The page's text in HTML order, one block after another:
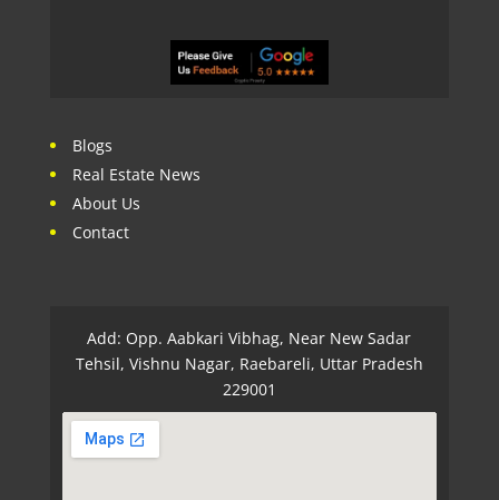
Blogs
Real Estate News
About Us
Contact
Add: Opp. Aabkari Vibhag, Near New Sadar
Tehsil, Vishnu Nagar, Raebareli, Uttar Pradesh
229001